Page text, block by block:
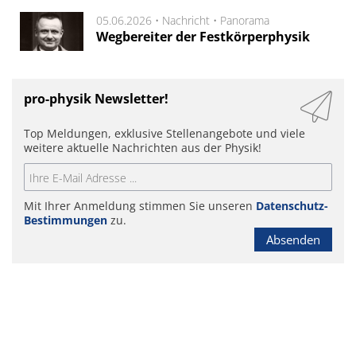
05.06.2026 • Nachricht • Panorama
Wegbereiter der Festkörperphysik
pro-physik Newsletter!
Top Meldungen, exklusive Stellenangebote und viele
weitere aktuelle Nachrichten aus der Physik!
Mit Ihrer Anmeldung stimmen Sie unseren Datenschutz-
Bestimmungen zu.
Absenden